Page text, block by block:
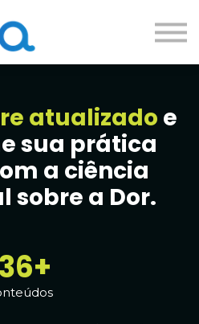
atualizado e
sua prática
a ciência
sobre a Dor.